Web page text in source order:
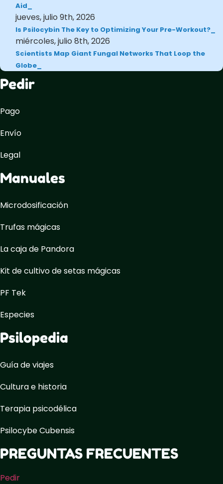
Aid
jueves, julio 9th, 2026
Is Psilocybin The Key to Optimizing Your Pre-Workout?
miércoles, julio 8th, 2026
Scientists Map Giant Fungal Networks That Loop the
Globe
Pedir
Pago
Envío
Legal
Manuales
Microdosificación
Trufas mágicas
La caja de Pandora
Kit de cultivo de setas mágicas
PF Tek
Especies
Psilopedia
Guía de viajes
Cultura e historia
Terapia psicodélica
Psilocybe Cubensis
PREGUNTAS FRECUENTES
Pedir